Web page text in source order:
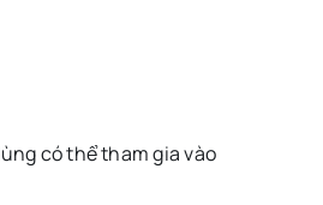
có thể tham gia vào